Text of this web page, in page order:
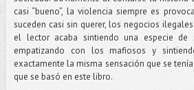
casi “bueno”, la violencia siempre es
suceden casi sin querer, los negocios
el lector acaba sintiendo una especie de
empatizando con los mafiosos y
exactamente la misma sensación que se
que se basó en este libro.